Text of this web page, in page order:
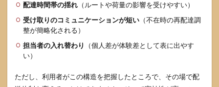
配達時間帯の揺れ （ルートや荷量の影響を受けやすい）
受け取りのコミュニケーションが短い （不在時の再配達調
整が簡略化される）
担当者の入れ替わり
（個人差が体験差として表に出やす
い）
ただし、利用者がこの構造を把握したところで、その場で配